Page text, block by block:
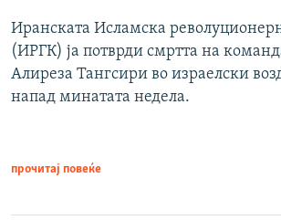
Иранската Исламска
(ИРГК) ја потврди смртта на
Алиреза Тангсири во израелски
напад минатата недела.
прочитај повеќе